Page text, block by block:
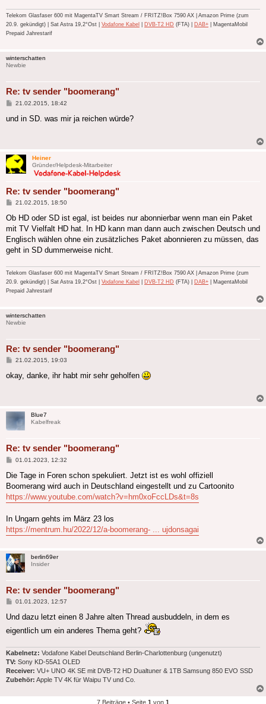
Telekom Glasfaser 600 mit MagentaTV Smart Stream / FRITZ!Box 7590 AX | Amazon Prime (zum
20.9. gekündigt) | Sat Astra 19,2°Ost | Vodafone Kabel DVB-T2 HD (FTA) | DAB+ | MagentaMobil
Prepaid Jahrestarif
winterschatten
Newbie
Re: tv sender "boomerang"
Beitrag
21.02.2015, 18:42
und in SD. was mir ja reichen würde?
Heiner
Gründer/Helpdesk-Mitarbeiter
Re: tv sender "boomerang"
Beitrag
21.02.2015, 18:50
Ob HD oder SD ist egal, ist beides nur abonnierbar wenn man ein Paket
mit TV Vielfalt HD hat. In HD kann man dann auch zwischen Deutsch und
Englisch wählen ohne ein zusätzliches Paket abonnieren zu müssen, das
geht in SD dummerweise nicht.
Telekom Glasfaser 600 mit MagentaTV Smart Stream / FRITZ!Box 7590 AX | Amazon Prime (zum
20.9. gekündigt) | Sat Astra 19,2°Ost | Vodafone Kabel DVB-T2 HD (FTA) | DAB+ | MagentaMobil
Prepaid Jahrestarif
winterschatten
Newbie
Re: tv sender "boomerang"
Beitrag
21.02.2015, 19:03
okay, danke, ihr habt mir sehr geholfen
Blue7
Kabelfreak
Re: tv sender "boomerang"
Beitrag
01.01.2023, 12:32
Die Tage in Foren schon spekuliert. Jetzt ist es wohl offiziell
Boomerang wird auch in Deutschland eingestellt und zu Cartoonito
https://www.youtube.com/watch?v=hm0xoFccLDs&t=8s
In Ungarn gehts im März 23 los
https://mentrum.hu/2022/12/a-boomerang- ... ujdonsagai
berlin69er
Insider
Re: tv sender "boomerang"
Beitrag
01.01.2023, 12:57
Und dazu letzt einen 8 Jahre alten Thread ausbuddeln, in dem es
eigentlich um ein anderes Thema geht?
Kabelnetz: Vodafone Kabel Deutschland Berlin-Charlottenburg (ungenutzt)
TV: Sony KD-55A1 OLED
Receiver: VU+ UNO 4K SE mit DVB-T2 HD Dualtuner & 1TB Samsung 850 EVO SSD
Zubehör: Apple TV 4K für Waipu TV und Co.
7 Beiträge • Seite 1 von 1